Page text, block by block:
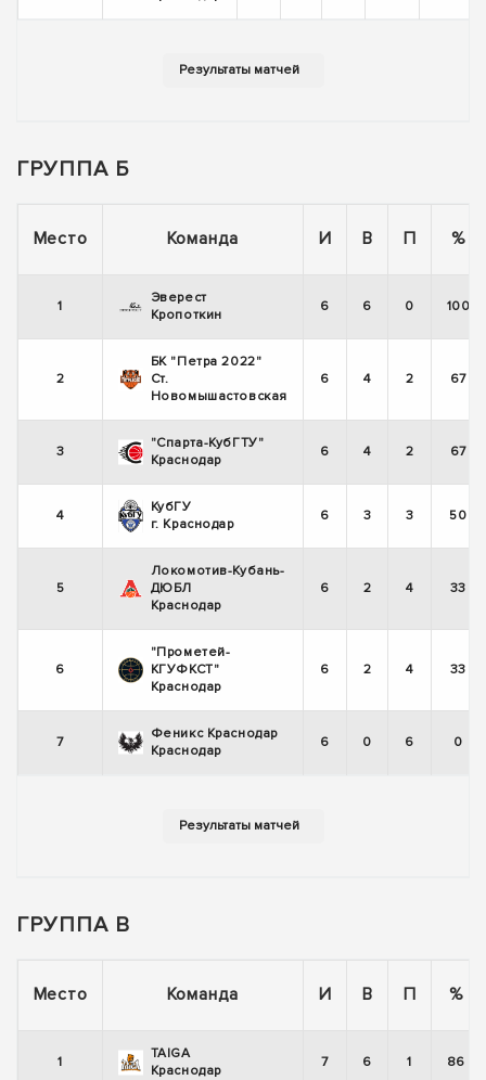
ГРУППА Б
Место Команда И В П %
1
Эверест
Кропоткин
6 6 0 100
2
БК "Петра 2022"
Ст.
Новомышастовская
6 4 2 67
3
"Спарта-КубГТУ"
Краснодар
6 4 2 67
4
КубГУ
г. Краснодар
6 3 3 50
5
Локомотив-Кубань-
ДЮБЛ
Краснодар
6 2 4 33
6
"Прометей-
КГУФКСТ"
Краснодар
6 2 4 33
7
Феникс Краснодар
Краснодар
6 0 6 0
ГРУППА В
Место Команда И В П %
1
TAIGA
Краснодар
7 6 1 86